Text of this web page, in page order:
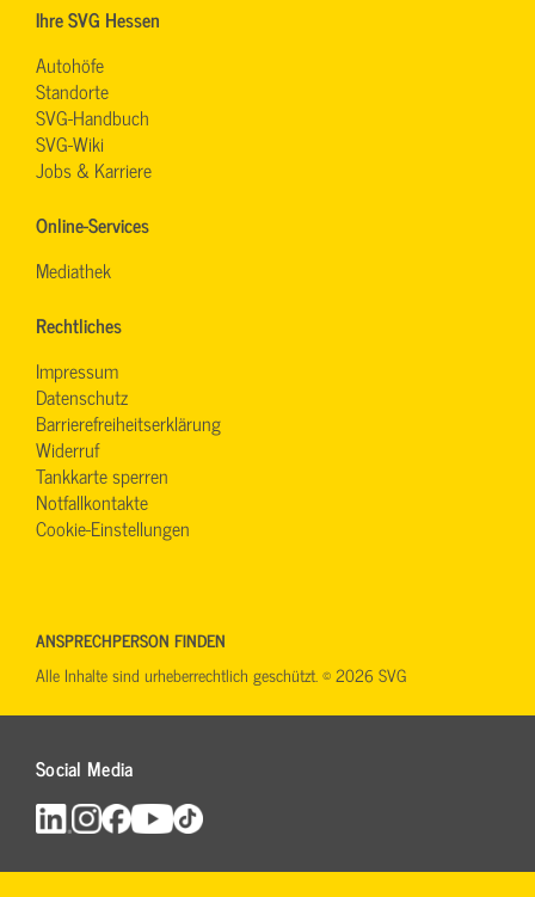
Ihre SVG Hessen
Autohöfe
Standorte
SVG-Handbuch
SVG-Wiki
Jobs & Karriere
Online-Services
Mediathek
Rechtliches
Impressum
Datenschutz
Barrierefreiheitserklärung
Widerruf
Tankkarte sperren
Notfallkontakte
Cookie-Einstellungen
Social Media
ANSPRECHPERSON FINDEN
Alle Inhalte sind urheberrechtlich geschützt. © 2026 SVG